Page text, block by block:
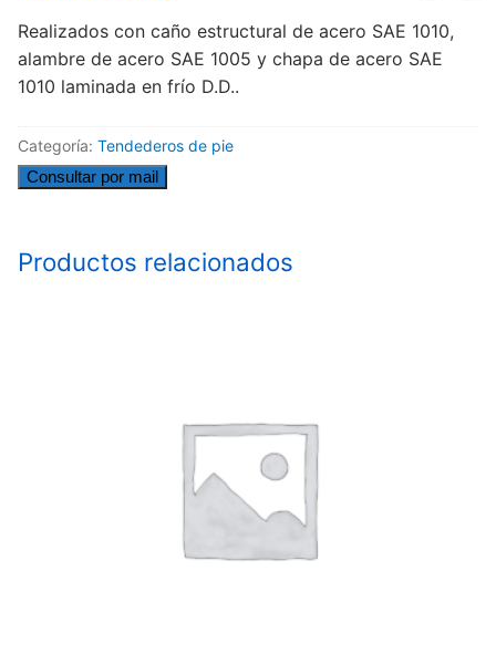
Realizados con caño estructural de acero SAE 1010,
alambre de acero SAE 1005 y chapa de acero SAE
1010 laminada en frío D.D..
Categoría: Tendederos de pie
Consultar por mail
Productos relacionados